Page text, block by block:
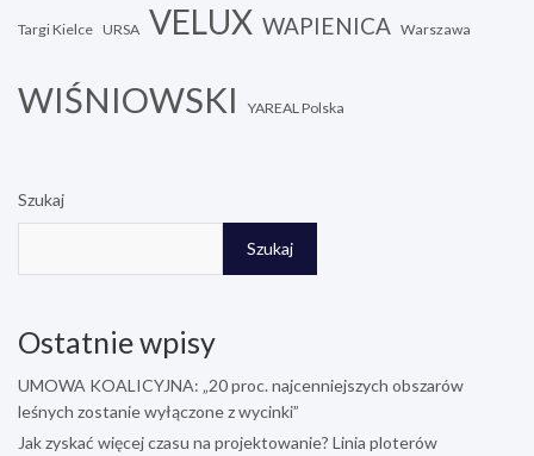
Targi Kielce URSA VELUX WAPIENICA Warszawa
WIŚNIOWSKI YAREAL Polska
Szukaj
Szukaj
Ostatnie wpisy
UMOWA KOALICYJNA: „20 proc. najcenniejszych obszarów
leśnych zostanie wyłączone z wycinki”
Jak zyskać więcej czasu na projektowanie? Linia ploterów